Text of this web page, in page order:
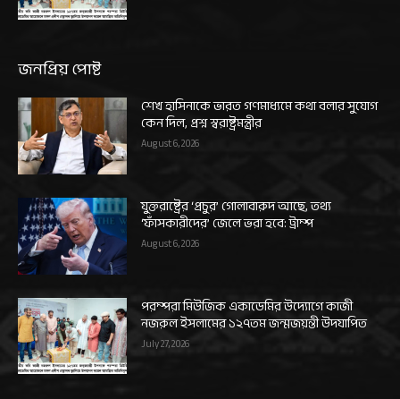
জনপ্রিয় পোষ্ট
শেখ হাসিনাকে ভারত গণমাধ্যমে কথা বলার সুযোগ
কেন দিল, প্রশ্ন স্বরাষ্ট্রমন্ত্রীর
August 6, 2026
যুক্তরাষ্ট্রের ‘প্রচুর’ গোলাবারুদ আছে, তথ্য
‘ফাঁসকারীদের’ জেলে ভরা হবে: ট্রাম্প
August 6, 2026
পরম্পরা মিউজিক একাডেমির উদ্যোগে কাজী
নজরুল ইসলামের ১২৭তম জন্মজয়ন্তী উদযাপিত
July 27, 2026